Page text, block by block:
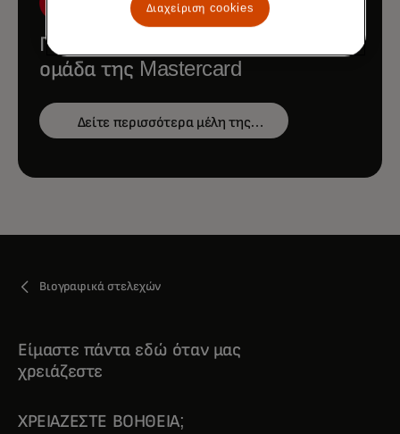
Γνωρίστε την υπόλοιπη ηγετική
ομάδα της Mastercard
Δείτε περισσότερα μέλη της
Βιογραφικά στελεχών
Είμαστε πάντα εδώ όταν μας
χρειάζεστε
ΧΡΕΙΆΖΕΣΤΕ ΒΟΉΘΕΙΑ;
Διαχείριση cookies